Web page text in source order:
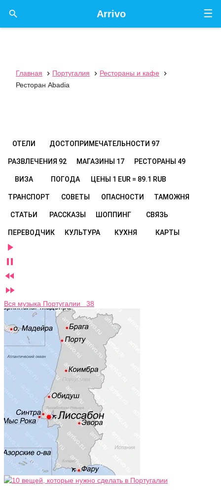
☰
Arrivo

Главная  Португалия  Рестораны и кафе

Ресторан Abadia
ОТЕЛИ ДОСТОПРИМЕЧАТЕЛЬНОСТИ 97
РАЗВЛЕЧЕНИЯ 92 МАГАЗИНЫ 17 РЕСТОРАНЫ 49
ВИЗА ПОГОДА ЦЕНЫ 1 EUR = 89.1 RUB
ТРАНСПОРТ СОВЕТЫ ОПАСНОСТИ ТАМОЖНЯ
СТАТЬИ РАССКАЗЫ ШОППИНГ СВЯЗЬ
ПЕРЕВОДЧИК КУЛЬТУРА КУХНЯ КАРТЫ




Вся музыка Португалии 38